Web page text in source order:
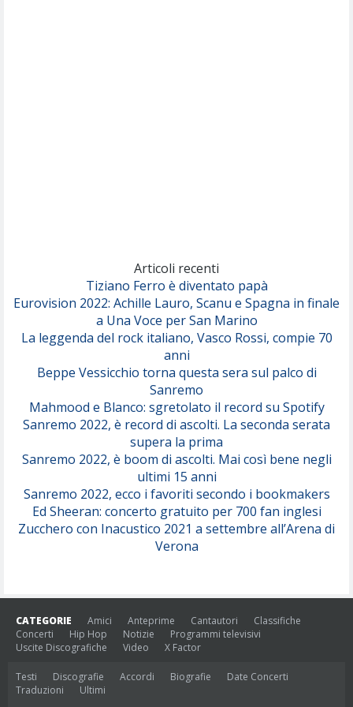
Serenamente
Articoli recenti
Tiziano Ferro è diventato papà
Eurovision 2022: Achille Lauro, Scanu e Spagna in finale
a Una Voce per San Marino
La leggenda del rock italiano, Vasco Rossi, compie 70
anni
Beppe Vessicchio torna questa sera sul palco di
Sanremo
Mahmood e Blanco: sgretolato il record su Spotify
Sanremo 2022, è record di ascolti. La seconda serata
supera la prima
Sanremo 2022, è boom di ascolti. Mai così bene negli
ultimi 15 anni
Sanremo 2022, ecco i favoriti secondo i bookmakers
Ed Sheeran: concerto gratuito per 700 fan inglesi
Zucchero con Inacustico 2021 a settembre all’Arena di
Verona
CATEGORIE Amici Anteprime Cantautori
Classifiche
Concerti
Hip Hop Notizie
Programmi televisivi
Uscite Discografiche
Video X Factor
Testi Discografie Accordi Biografie
Date Concerti
Traduzioni
Ultimi